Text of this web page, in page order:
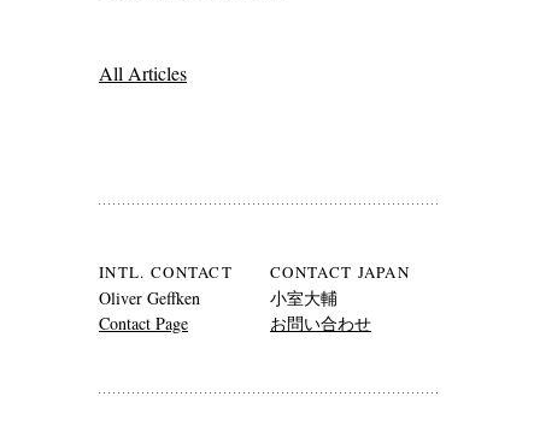
All Articles
INTL. CONTACT
Oliver Geffken
Contact Page
CONTACT JAPAN
小室大輔
お問い合わせ